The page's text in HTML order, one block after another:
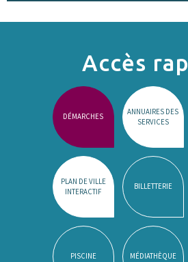
Accès
DÉMARCHES
ANNUAIRES DES
SERVICES
PLAN DE VILLE
INTERACTIF
BILLETTERIE
PISCINE MÉDIATHÈQUE